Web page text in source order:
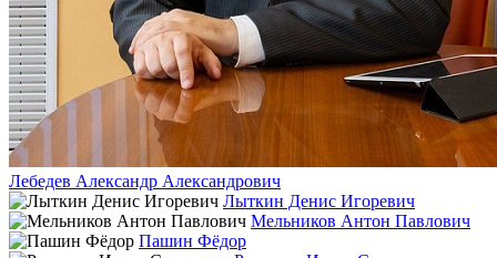
Лебедев Александр Александрович
Лыткин Денис Игоревич
Мельников Антон Павлович
Пашин Фёдор